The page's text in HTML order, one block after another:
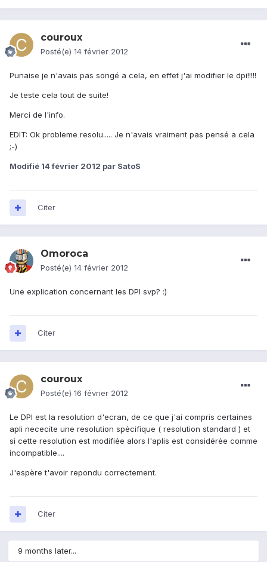
couroux
Posté(e) 14 février 2012
Punaise je n'avais pas songé a cela, en effet j'ai modifier le dpi!!!!!
Je teste cela tout de suite!
Merci de l'info.
EDIT: Ok probleme resolu..... Je n'avais vraiment pas pensé a cela
;-)
Modifié 14 février 2012 par SatoS
Citer
Omoroca
Posté(e) 14 février 2012
Une explication concernant les DPI svp? :)
Citer
couroux
Posté(e) 16 février 2012
Le DPI est la resolution d'ecran, de ce que j'ai compris certaines
apli nececite une resolution spécifique ( resolution standard ) et
si cette resolution est modifiée alors l'aplis est considérée comme
incompatible....
J'espère t'avoir repondu correctement.
Citer
9 months later...